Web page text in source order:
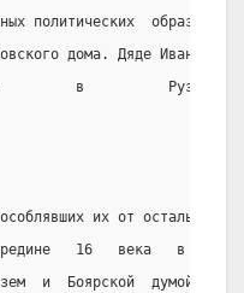
политических
дома. Дяде Ивана
в          Рузском,
их от остальных
16   века   в
и  Боярской  думой.  С